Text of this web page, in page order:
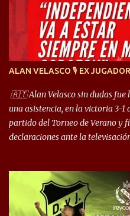
ayudó a que me adapte”. “Me
gusta mucho jugar de 9, y
también. Jugar de 9 y de
me gusta jugar por fuera,
encarar, de enganchar. Pero yo
arco y tengo más
comentó: “Cuando juego de 9,
cuand...
ALAN VELASCO 🎙 EX
🇦🇹 Alan Velasco sin dudas fue
una asistencia, en la victoria 3-1
partido del Torneo de Verano y
declaraciones ante la
ojalá sea lo mejor para el club
siempre en mi corazón”.
quise dar lo mejor. Si me toca